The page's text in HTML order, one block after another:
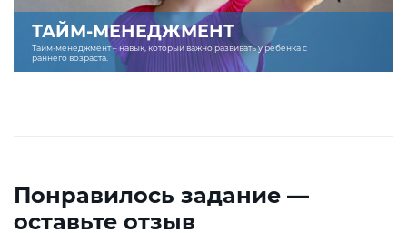
ТАЙМ-МЕНЕДЖМЕНТ
Тайм-менеджмент – навык, который важно развивать у ребенка с
раннего возраста.
Понравилось задание —
оставьте отзыв